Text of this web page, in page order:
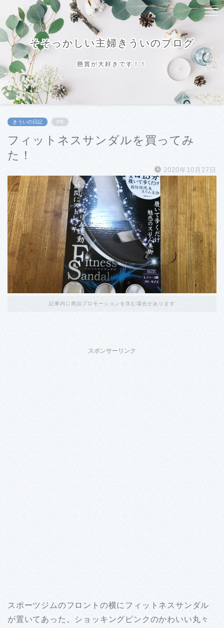
そそっかしい主婦きういのブログ
懸賞が大好きです！！
きういの日記 PR
フィットネスサンダルを買ってみ
た！
2020年10月27日
記事内に商品プロモーションを含む場合があります
スポンサーリンク
スポーツジムのフロントの横にフィットネスサンダル
が置いてあった。ショッキングピンクのかわいい丸々